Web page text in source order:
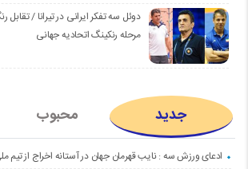
دوئل سه تفکر ایرانی در تیرانا / تقابل
مرحله رنکینگ اتحادیه جهانی
جدید محبوب
ادعای ورزش سه : نایب قهرمان جهان در آستانه اخراج از تیم